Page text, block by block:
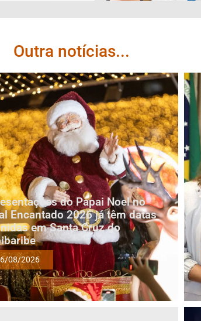
Outra notícias...
do Papai Noel no
Encantado 2026 já têm datas
em Santa Cruz do
08/2026